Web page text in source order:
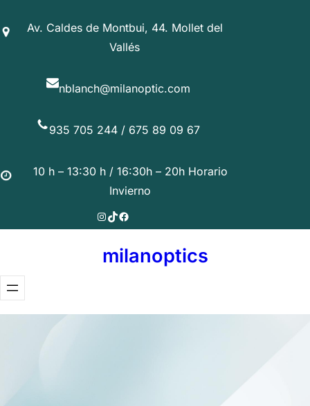
al
Av. Caldes de Montbui, 44. Mollet del
Vallés
nblanch@milanoptic.com
935 705 244 / 675 89 09 67
10 h – 13:30 h / 16:30h – 20h Horario
Invierno
Instagram
TikTok
Facebook
milanoptics